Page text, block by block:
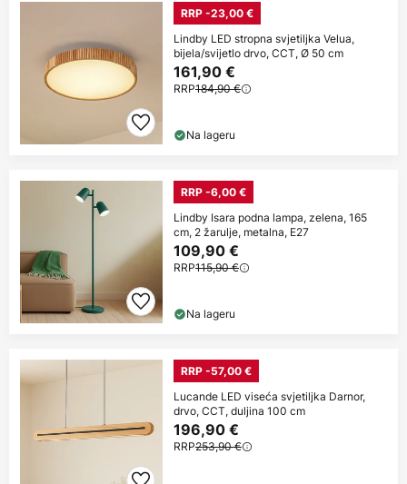
RRP -23,00 €
Lindby LED stropna svjetiljka Velua,
bijela/svijetlo drvo, CCT, Ø 50 cm
161,90 €
RRP184,90 €
Na lageru
RRP -6,00 €
Lindby Isara podna lampa, zelena, 165
cm, 2 žarulje, metalna, E27
109,90 €
RRP115,90 €
Na lageru
RRP -57,00 €
Lucande LED viseća svjetiljka Darnor,
drvo, CCT, duljina 100 cm
196,90 €
RRP253,90 €